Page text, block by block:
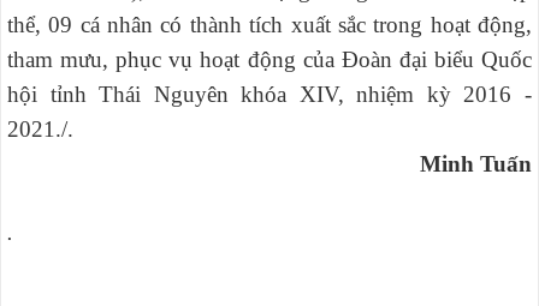
thể, 09 cá nhân có thành tích xuất sắc trong hoạt động,
tham mưu, phục vụ hoạt động của Đoàn đại biểu Quốc
hội tỉnh Thái Nguyên khóa XIV, nhiệm kỳ 2016 -
2021./.
Minh Tuấn
.